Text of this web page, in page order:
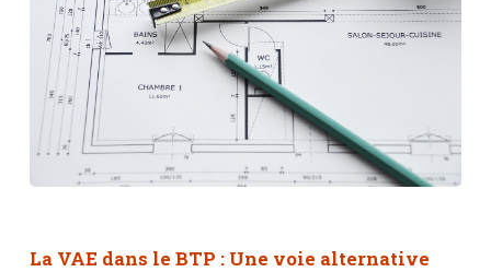
La VAE dans le BTP : Une voie alternative